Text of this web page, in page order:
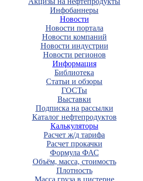
Инфобаннеры
Новости
Новости портала
Новости компаний
Новости индустрии
Новости регионов
Информация
Библиотека
Статьи и обзоры
ГОСТы
Выставки
Подписка на рассылки
Каталог нефтепродуктов
Калькуляторы
Расчет ж/д тарифа
Расчет прокачки
Формула ФАС
Объём, масса, стоимость
Плотность
Масса груза в цистерне